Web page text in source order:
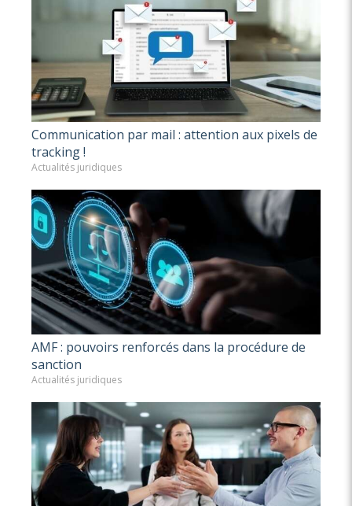
Communication par mail : attention aux pixels de
tracking !
Actualités juridiques
AMF : pouvoirs renforcés dans la procédure de
sanction
Actualités juridiques